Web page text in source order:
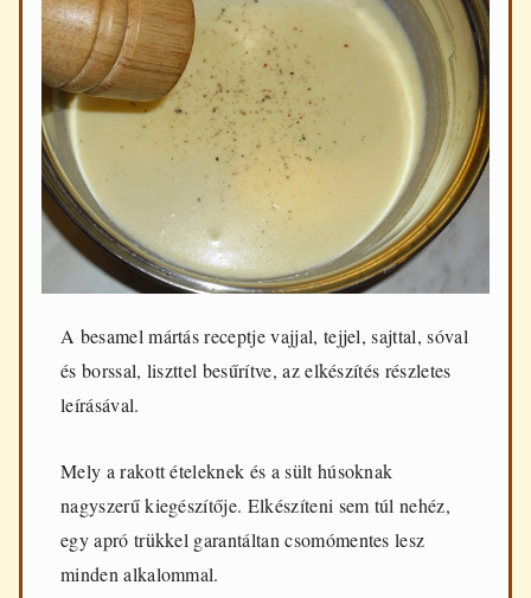
A besamel mártás receptje vajjal, tejjel, sajttal, sóval
és borssal, liszttel besűrítve, az elkészítés részletes
leírásával.
Mely a rakott ételeknek és a sült húsoknak
nagyszerű kiegészítője. Elkészíteni sem túl nehéz,
egy apró trükkel garantáltan csomómentes lesz
minden alkalommal.